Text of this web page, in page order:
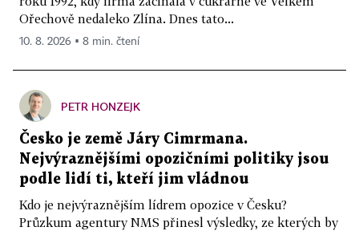
Ořechově nedaleko Zlína. Dnes tato...
10. 8. 2026 ▪ 8 min. čtení
PETR HONZEJK
Česko je země Járy Cimrmana.
Nejvýraznějšími opozičními politiky jsou
podle lidí ti, kteří jim vládnou
Kdo je nejvýraznějším lídrem opozice v Česku?
Průzkum agentury NMS přinesl výsledky, ze kterých by